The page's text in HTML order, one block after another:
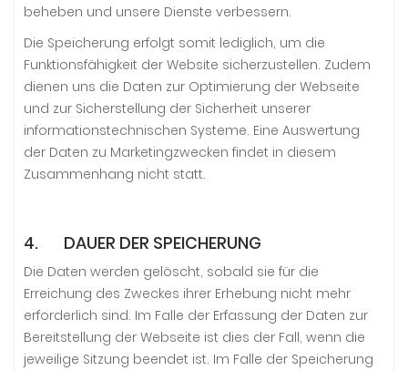
beheben und unsere Dienste verbessern.
Die Speicherung erfolgt somit lediglich, um die
Funktionsfähigkeit der Website sicherzustellen. Zudem
dienen uns die Daten zur Optimierung der Webseite
und zur Sicherstellung der Sicherheit unserer
informationstechnischen Systeme. Eine Auswertung
der Daten zu Marketingzwecken findet in diesem
Zusammenhang nicht statt.
4. DAUER DER SPEICHERUNG
Die Daten werden gelöscht, sobald sie für die
Erreichung des Zweckes ihrer Erhebung nicht mehr
erforderlich sind. Im Falle der Erfassung der Daten zur
Bereitstellung der Webseite ist dies der Fall, wenn die
jeweilige Sitzung beendet ist. Im Falle der Speicherung